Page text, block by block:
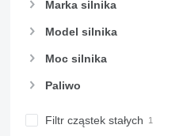
963
966
973
982
Marka silnika
Model silnika
Moc silnika
Paliwo
Filtr cząstek stałych